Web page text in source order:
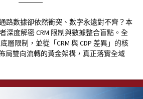
路數據卻依然衝突、數字永遠對不齊？本
深度解密 CRM 限制與數據整合盲點。全
層限制，並從「CRM 與 CDP 差異」的核
局雙向流轉的黃金架構，真正落實全域